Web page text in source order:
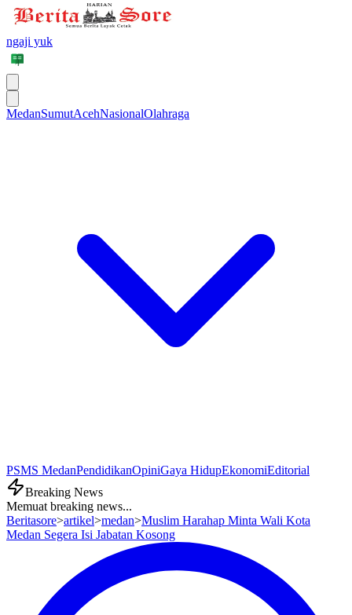
ngaji yuk
MedanSumutAcehNasionalOlahraga
PSMS MedanPendidikanOpiniGaya HidupEkonomiEditorial
Breaking News
Memuat breaking news...
Beritasore>artikel>medan>Muslim Harahap Minta Wali Kota
Medan Segera Isi Jabatan Kosong